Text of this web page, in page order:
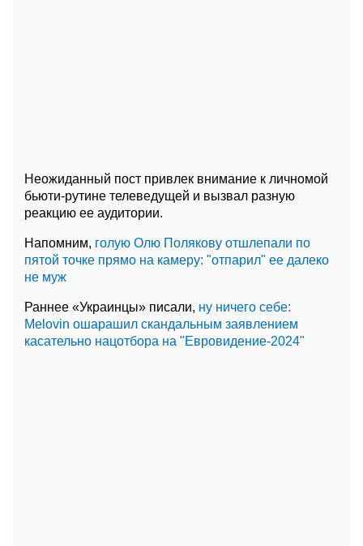
Неожиданный пост привлек внимание к личномой
бьюти-рутине телеведущей и вызвал разную
реакцию ее аудитории.
Напомним, голую Олю Полякову отшлепали по
пятой точке прямо на камеру: "отпарил" ее далеко
не муж
Раннее «Украинцы» писали, ну ничего себе:
Melovin ошарашил скандальным заявлением
касательно нацотбора на "Евровидение-2024"